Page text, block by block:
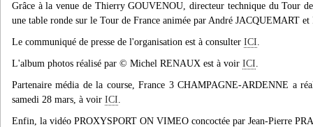
Grâce à la venue de Thierry GOUVENOU, directeur technique du Tour
une table ronde sur le Tour de France animée par André JACQUEMART
Le communiqué de presse de l'organisation est à consulter ICI.
L'album photos réalisé par © Michel RENAUX est à voir ICI.
Partenaire média de la course, France 3 CHAMPAGNE-ARDENNE a
samedi 28 mars, à voir ICI.
Enfin, la vidéo PROXYSPORT ON VIMEO concoctée par Jean-Pierre